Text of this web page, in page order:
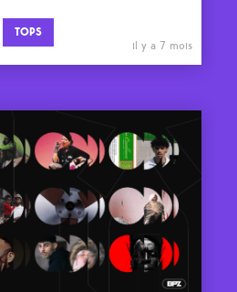
TOPS
il y a 7 mois